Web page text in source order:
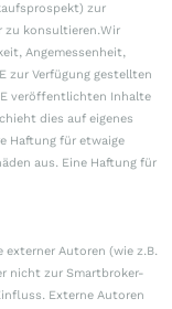
zur
zu konsultieren.Wir
Angemessenheit,
zur Verfügung gestellten
veröffentlichten Inhalte
dies auf eigenes
Haftung für etwaige
aus. Eine Haftung für
Autoren (wie z.B.
nicht zur Smartbroker-
Externe Autoren